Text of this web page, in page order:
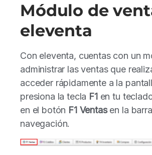
Módulo de
eleventa
Con eleventa, cuentas con un
administrar las ventas que
acceder rápidamente a la
presiona la tecla F1 en tu
en el botón F1 Ventasen la
navegación.